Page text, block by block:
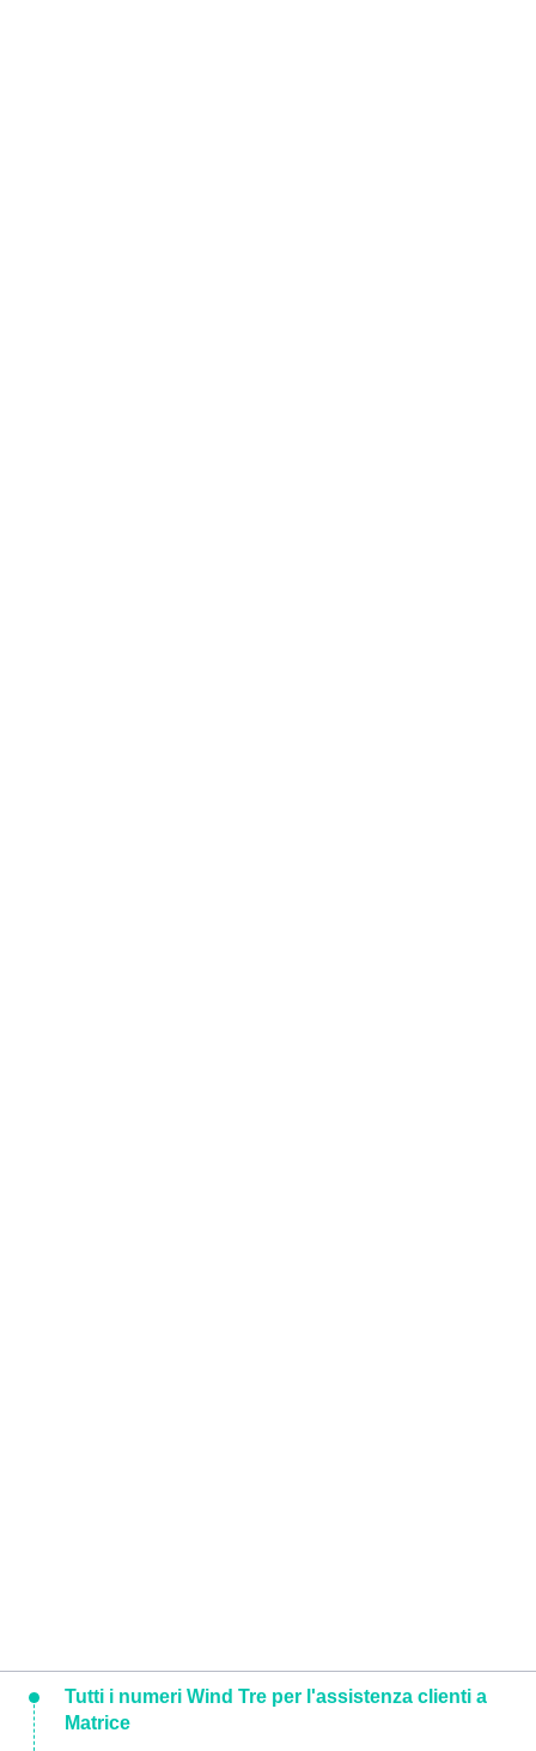
Tutti i numeri Wind Tre per l'assistenza clienti a
Matrice